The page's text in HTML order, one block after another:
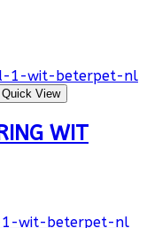
Quick View
WIT